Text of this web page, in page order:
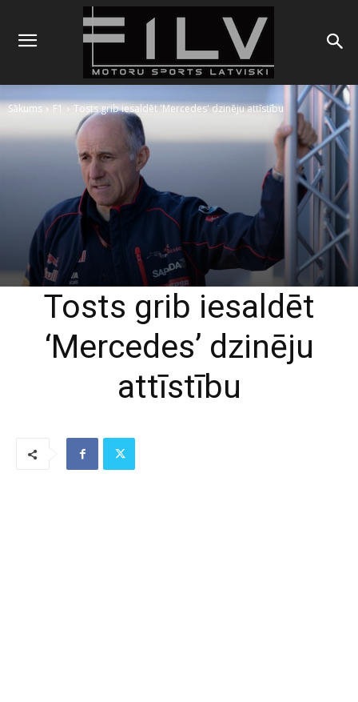
Sākums F1 Tosts grib iesaldēt 'Mercedes' dzinēju attīstību
Tosts grib iesaldēt
‘Mercedes’ dzinēju
attīstību